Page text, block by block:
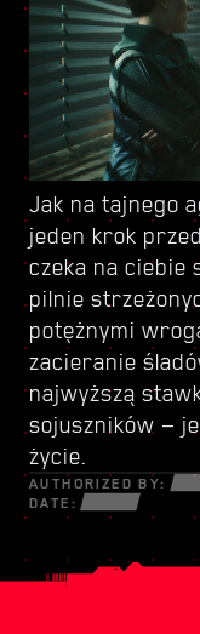
Jak na tajnego
jeden krok
czeka na ciebie
pilnie
potężnymi
zacieranie
najwyższą
sojuszników —
życie.
AUTHORIZED BY:
DATE:
Kieruj się do
miasta
bezwzględnego
szereg
niekoniecznie
ekscytujących.
poza misją
oczy z tyłu
na każdym kroku.
Z racji
i wagi misji
nowego
dobry użytek.
i broń, których
Korzystaj z
w Dogtown